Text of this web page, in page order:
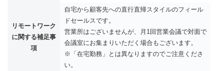
リモートワーク
に関する補足事
項
自宅から顧客先への直行直帰スタイルのフィール
ドセールスです。
営業所はございませんが、月1回営業会議で対面で
会議室にお集まりいただく場合もございます。
※「在宅勤務」とは異なりますのでご注意くださ
い。